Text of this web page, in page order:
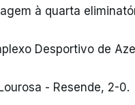
à quarta
Desportivo de
- Resende, 2-0.